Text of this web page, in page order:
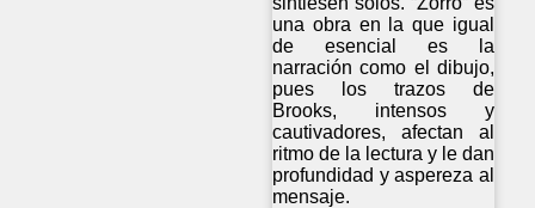
una obra en la que igual
de esencial es la
narración como el dibujo,
pues los trazos de
Brooks, intensos y
cautivadores, afectan al
ritmo de la lectura y le dan
profundidad y aspereza al
mensaje.